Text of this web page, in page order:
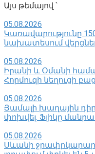
Այս թեմայով ՝
05.08.2026
Կառավարությունը
նախատեսում վերցնել
05.08.2026
Իրանի և Օմանի
Հորմուզի նեղուցի
05.08.2026
Յամալի խաղային
փոխվել․ Ֆլիկը
05.08.2026
Սևանի